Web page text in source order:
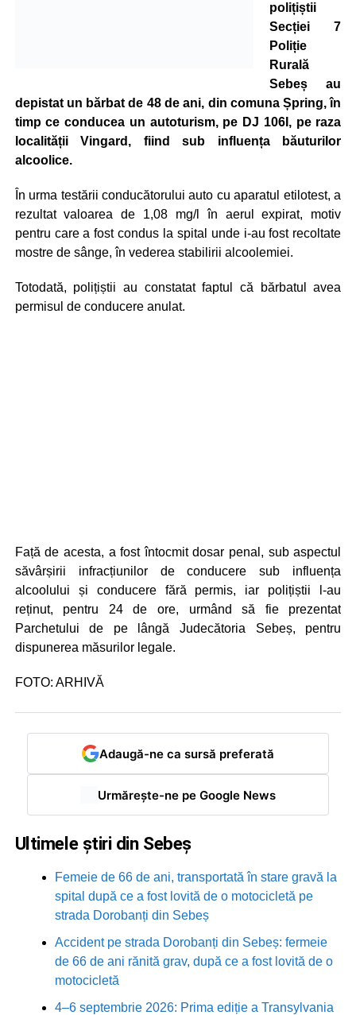
polițiștii
Secției 7
Poliție
Rurală
Sebeș au
depistat un bărbat de 48 de ani, din comuna Șpring, în
timp ce conducea un autoturism, pe DJ 106I, pe raza
localității Vingard, fiind sub influența băuturilor
alcoolice.
În urma testării conducătorului auto cu aparatul etilotest, a
rezultat valoarea de 1,08 mg/l în aerul expirat, motiv
pentru care a fost condus la spital unde i-au fost recoltate
mostre de sânge, în vederea stabilirii alcoolemiei.
Totodată, polițiștii au constatat faptul că bărbatul avea
permisul de conducere anulat.
Față de acesta, a fost întocmit dosar penal, sub aspectul
săvârșirii infracțiunilor de conducere sub influența
alcoolului și conducere fără permis, iar polițiștii l-au
reținut, pentru 24 de ore, urmând să fie prezentat
Parchetului de pe lângă Judecătoria Sebeș, pentru
dispunerea măsurilor legale.
FOTO: ARHIVĂ
Adaugă-ne ca sursă preferată
Urmărește-ne pe Google News
Ultimele știri din Sebeș
Femeie de 66 de ani, transportată în stare gravă la
spital după ce a fost lovită de o motocicletă pe
strada Dorobanți din Sebeș
Accident pe strada Dorobanți din Sebeș: fermeie
de 66 de ani rănită grav, după ce a fost lovită de o
motocicletă
4–6 septembrie 2026: Prima ediție a Transylvania